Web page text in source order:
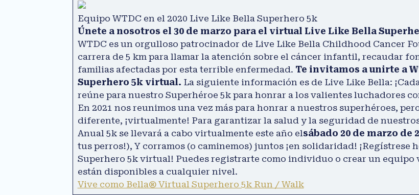
Equipo WTDC en el 2020 Live Like Bella Superhero 5k
Únete a nosotros el 30 de marzo para el virtual Live Like Bella
WTDC es un orgulloso patrocinador de Live Like Bella Childhood Cancer
carrera de 5 km para llamar la atención sobre el cáncer infantil, recaudar
familias afectadas por esta terrible enfermedad. Te invitamos a unirte a
Superhero 5k virtual. La siguiente información es de Live Like Bella:
reúne para nuestro Superhéroe 5k para honrar a los valientes luchadores
En 2021 nos reunimos una vez más para honrar a nuestros superhéroes,
diferente, ¡virtualmente! Para garantizar la salud y la seguridad de
Anual 5k se llevará a cabo virtualmente este año elsábado 20 de marzo de
tus perros!), Y corramos (o caminemos) juntos ¡en solidaridad!
Superhero 5k virtual! Puedes registrarte como individuo o crear un
están disponibles a cualquier nivel.
Vive como Bella® Virtual Superhero 5k Run / Walk